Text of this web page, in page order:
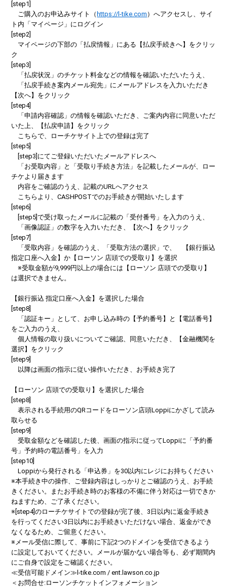
[step1]
ご購入のお申込みサイト（https://l-tike.com ）へアクセスし、サイ
ト内「マイページ」にログイン
[step2]
マイページの下部の「払戻情報」にある【払戻手続きへ】をクリッ
ク
[step3]
「払戻状況」のチケット料金などの情報を確認いただいたうえ、
「払戻手続き案内メール宛先」にメールアドレスを入力いただき
【次へ】をクリック
[step4]
「申請内容確認」の情報を確認いただき、ご案内内容に同意いただ
いた上、【払戻申請】をクリック
こちらで、ローチケサイト上での登録は完了
[step5]
[step3]にてご登録いただいたメールアドレスへ
「お受取内容」と「受取り手続き方法」を記載したメールが、ロー
チケより届きます
内容をご確認のうえ、記載のURLへアクセス
こちらより、CASHPOSTでのお手続きが開始いたします
[step6]
[step5]で受け取ったメールに記載の「受付番号」を入力のうえ、
「画像認証」の数字を入力いただき、【次へ】をクリック
[step7]
「受取内容」を確認のうえ、「受取方法の選択」で、 【銀行振込
指定口座へ入金】か【ローソン 店頭での受取り】を選択
※受取金額が9,999円以上の場合には【ローソン 店頭での受取り】
は選択できません。
【銀行振込 指定口座へ入金】を選択した場合
[step8]
「認証キー」として、お申し込み時の【予約番号】と【電話番号】
をご入力のうえ、
個人情報の取り扱いについてご確認、同意いただき、【金融機関を
選択】をクリック
[step9]
以降は画面の指示に従い操作いただき、お手続き完了
【ローソン 店頭での受取り】を選択した場合
[step8]
表示される手続用のQRコードをローソン店頭Loppiにかざして読み
取らせる
[step9]
受取金額などを確認した後、画面の指示に従ってLoppiに「予約番
号」予約時の電話番号」を入力
[step10]
Loppiから発行される「申込券」を30以内にレジにお持ちください
※本手続き中の操作、ご登録内容はしっかりとご確認のうえ、お手続
きください。またお手続き時のお客様の不備に伴う対応は一切できか
ねますため、ご了承ください。
※[step4]のローチケサイトでの登録が完了後、3日以内に返金手続き
を行ってください3日以内にお手続きいただけない場合、返金ができ
なくなるため、ご留意ください。
※メール受信に際して、事前に下記2つのドメインを受信できるよう
に設定しておいてください。メールが届かない場合等も、必ず期間内
にご自身で設定をご確認ください。
≪受信可能ドメイン≫l-tike.com / ent.lawson.co.jp
＜お問合せ:ローソンチケットインフォメーション